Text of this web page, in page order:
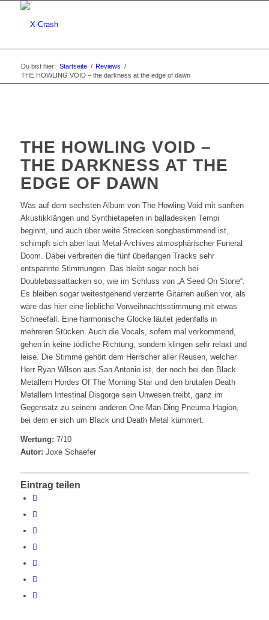
Du bist hier: Startseite / Reviews /
THE HOWLING VOID – the darkness at the edge of dawn
THE HOWLING VOID –
THE DARKNESS AT THE
EDGE OF DAWN
Was auf dem sechsten Album von The Howling Void mit sanften
Akustikklängen und Synthietapeten in balladesken Tempi
beginnt, und auch über weite Strecken songbestimmend ist,
schimpft sich aber laut Metal-Archives atmosphärischer Funeral
Doom. Dabei verbreiten die fünf überlangen Tracks sehr
entspannte Stimmungen. Das bleibt sogar noch bei
Doublebassattacken so, wie im Schluss von „A Seed On Stone“.
Es bleiben sogar weitestgehend verzerrte Gitarren außen vor, als
wäre das hier eine liebliche Vorweihnachtsstimmung mit etwas
Schneefall. Eine harmonische Glocke läutet jedenfalls in
mehreren Stücken. Auch die Vocals, sofern mal vorkommend,
gehen in keine tödliche Richtung, sondern klingen sehr relaxt und
leise. Die Stimme gehört dem Herrscher aller Reusen, welcher
Herr Ryan Wilson aus San Antonio ist, der noch bei den Black
Metallern Hordes Of The Morning Star und den brutalen Death
Metallern Intestinal Disgorge sein Unwesen treibt, ganz im
Gegensatz zu seinem anderen One-Man-Ding Pneuma Hagion,
bei dem er sich um Black und Death Metal kümmert.
Wertung: 7/10
Autor: Joxe Schaefer
Eintrag teilen